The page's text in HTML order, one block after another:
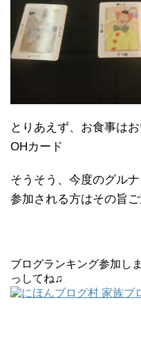
とりあえず、お
OHカード
そうそう、今度のグル
参加される方はその旨ご
ブログランキング参加し
っしてね♫